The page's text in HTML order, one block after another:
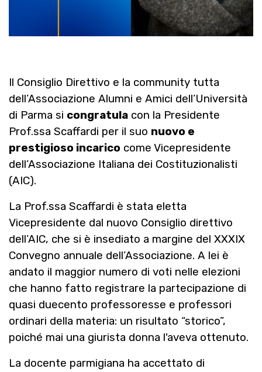
Il Consiglio Direttivo e la community tutta
dell’Associazione Alumni e Amici dell’Università
di Parma si congratula con la Presidente
Prof.ssa Scaffardi per il suo nuovo e
prestigioso incarico come Vicepresidente
dell’Associazione Italiana dei Costituzionalisti
(AIC).
La Prof.ssa Scaffardi è stata eletta
Vicepresidente dal nuovo Consiglio direttivo
dell’AIC, che si è insediato a margine del XXXIX
Convegno annuale dell’Associazione. A lei è
andato il maggior numero di voti nelle elezioni
che hanno fatto registrare la partecipazione di
quasi duecento professoresse e professori
ordinari della materia: un risultato “storico”,
poiché mai una giurista donna l'aveva ottenuto.
La docente parmigiana ha accettato di